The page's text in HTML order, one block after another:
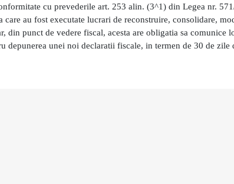
cu prevederile art. 253 alin. (3^1) din Legea nr.
care au fost executate lucrari de reconstruire, consolidare,
din punct de vedere fiscal, acesta are obligatia sa comunice
depunerea unei noi declaratii fiscale, in termen de 30 de zile